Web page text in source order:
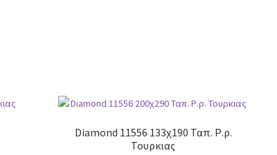
Diamond 11556 133χ190 Ταπ. Ρ.ρ.
Τουρκιας